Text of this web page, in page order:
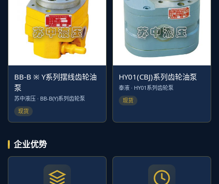
BB-B ※ Y系列摆线齿轮油
泵
苏中液压 · BB-B(Y)系列齿轮泵
现货
HY01(CBJ)系列齿轮油泵
泰液 · HY01系列齿轮泵
现货
企业优势